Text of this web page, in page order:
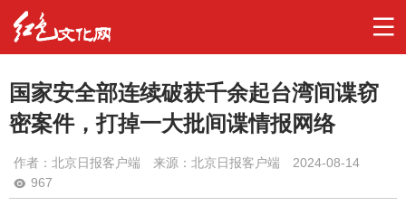
国家安全部连续破获千余起台湾间谍窃
密案件，打掉一大批间谍情报网络
作者： 北京日报客户端 来源：北京日报客户端
2024-08-14
967